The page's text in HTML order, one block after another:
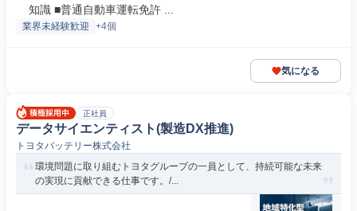
知識 ■普通自動車運転免許 ...
業界未経験歓迎 +4個
気になる
正社員
データサイエンティスト(製造DX推進)
トヨタバッテリー株式会社
環境問題に取り組むトヨタグループの一員として、持続可能な未来
の実現に貢献できる仕事です。/...